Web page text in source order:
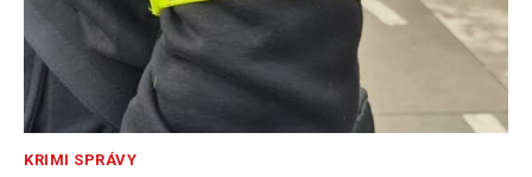
KRIMI SPRÁVY